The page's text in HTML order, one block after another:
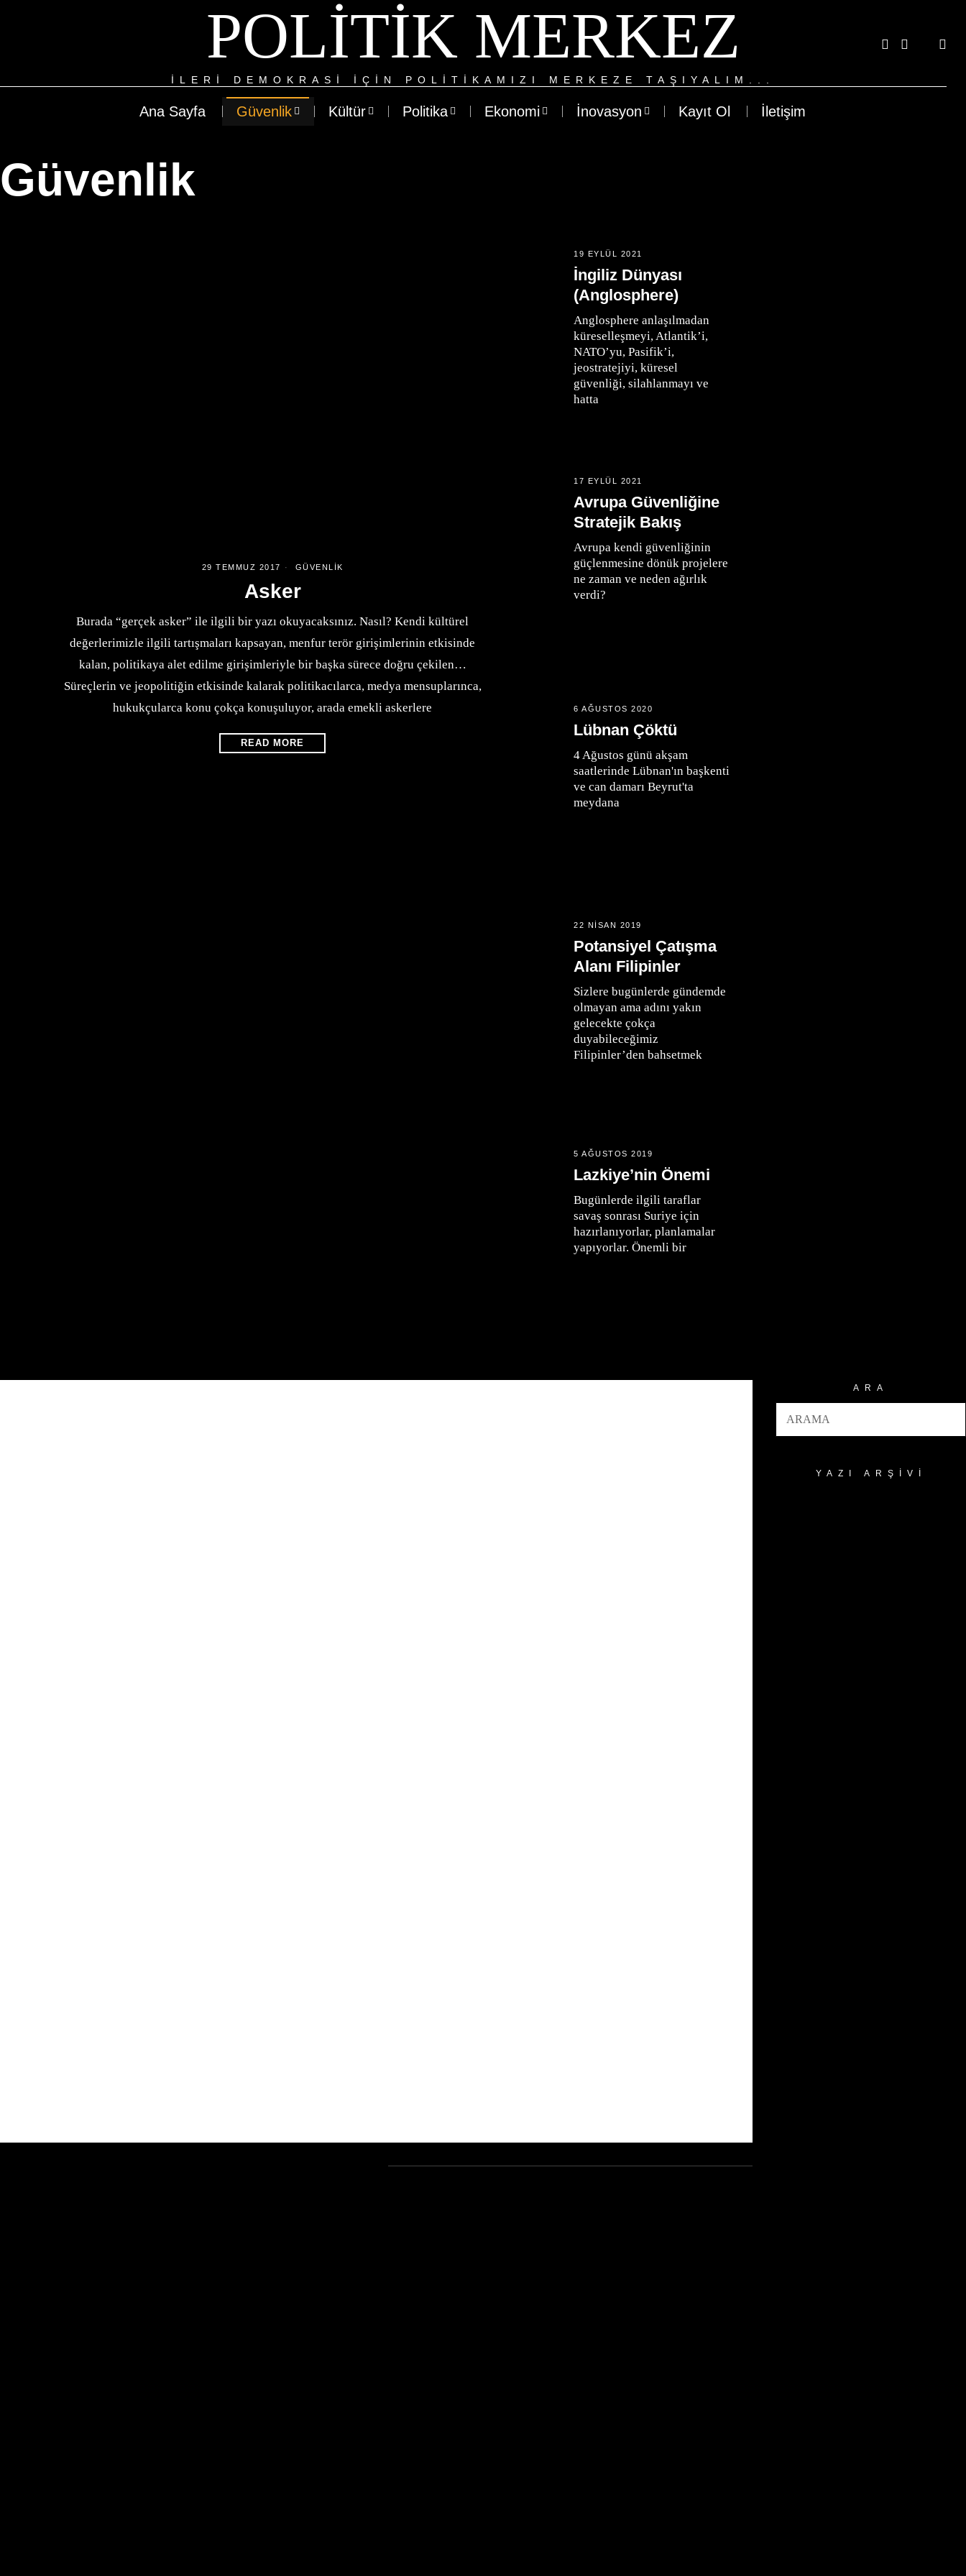
POLITIK MERKEZ
ILERI DEMOKRASI IÇIN POLITIKAMIZI MERKEZE TAŞIYALIM...
Ana Sayfa Güvenlik Kültür Politika Ekonomi İnovasyon Kayıt Ol İletişim
Güvenlik
29 TEMMUZ 2017 GÜVENLIK
Asker
Burada “gerçek asker” ile ilgili bir yazı okuyacaksınız. Nasıl? Kendi kültürel
değerlerimizle ilgili tartışmaları kapsayan, menfur terör girişimlerinin etkisinde
kalan, politikaya alet edilme girişimleriyle bir başka sürece doğru çekilen…
Süreçlerin ve jeopolitiğin etkisinde kalarak politikacılarca, medya mensuplarınca,
hukukçularca konu çokça konuşuluyor, arada emekli askerlere
READ MORE
19 EYLÜL 2021
İngiliz Dünyası
(Anglosphere)
Anglosphere anlaşılmadan
küreselleşmeyi, Atlantik’i,
NATO’yu, Pasifik’i,
jeostratejiyi, küresel
güvenliği, silahlanmayı ve
hatta
17 EYLÜL 2021
Avrupa Güvenliğine
Stratejik Bakış
Avrupa kendi güvenliğinin
güçlenmesine dönük projelere
ne zaman ve neden ağırlık
verdi?
6 AĞUSTOS 2020
Lübnan Çöktü
4 Ağustos günü akşam
saatlerinde Lübnan'ın başkenti
ve can damarı Beyrut'ta
meydana
22 NISAN 2019
Potansiyel Çatışma
Alanı Filipinler
Sizlere bugünlerde gündemde
olmayan ama adını yakın
gelecekte çokça
duyabileceğimiz
Filipinler’den bahsetmek
5 AĞUSTOS 2019
Lazkiye’nin Önemi
Bugünlerde ilgili taraflar
savaş sonrası Suriye için
hazırlanıyorlar, planlamalar
yapıyorlar. Önemli bir
ARA
YAZI ARŞIVI